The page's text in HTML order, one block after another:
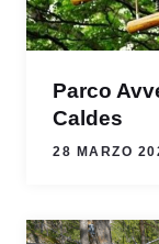
Parco
Caldes
28 MARZO